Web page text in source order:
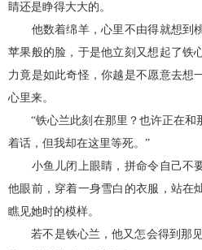
睛还是睁得大大的。
他数着绵羊，心里不由得就想到
苹果般的脸，于是他立刻又想起了铁
力竟是如此奇怪，你越是不愿意去想
心里来。
“铁心兰此刻在那里？也许正在和
着话，但我却在这里等死。”
小鱼儿闭上眼睛，拼命令自己不
他眼前，穿着一身雪白的衣服，站在
瞧见她时的模样。
若不是铁心兰，他又怎会得到那见